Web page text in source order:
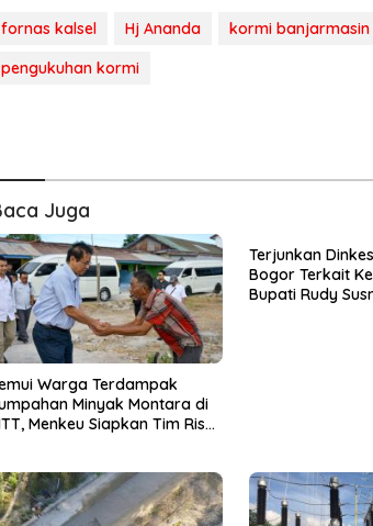
fornas kalsel Hj Ananda kormi banjarmasin
pengukuhan kormi
Juga
Warga Terdampak
Minyak Montara di
Menkeu Siapkan Tim Riset
Terjunkan
Bogor Terkait
Bupati Rudy